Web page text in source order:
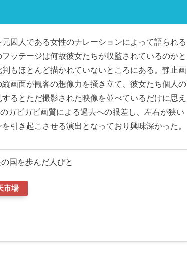
囚人である女性のナレーションによって語られる
ッテージは何故彼女たちが収監されているのかと
もほとんど描かれていないところにある。静止画
画面が観客の想像力を掻き立て、彼女たち個人の
るとただ撮影された映像を並べているだけに思え
ガビガビ画質による過去への眼差し、左右が狭い
引き起こさせる演出となっており興味深かった。
国を歩んだ人びと
市場